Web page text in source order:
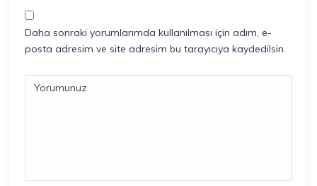
Daha sonraki yorumlarımda kullanılması için adım, e-
posta adresim ve site adresim bu tarayıcıya kaydedilsin.